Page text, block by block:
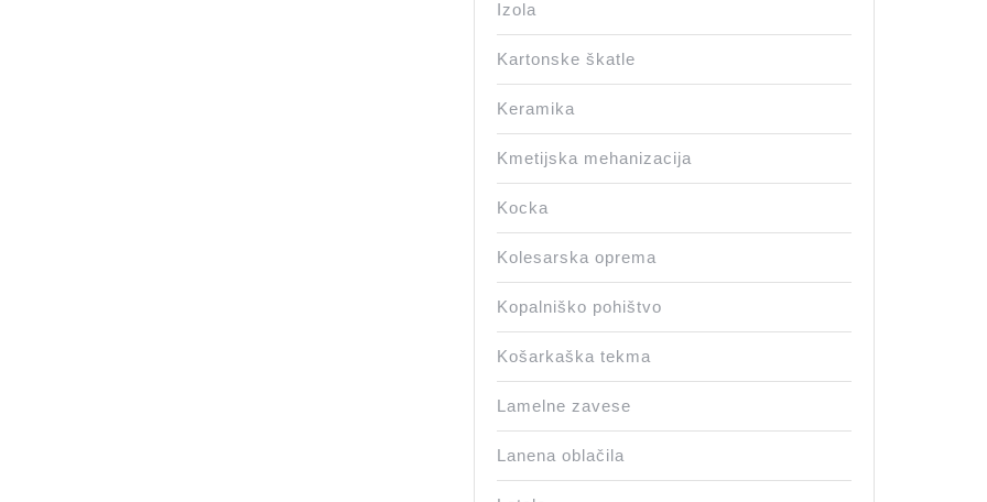
Izola
Kartonske škatle
Keramika
Kmetijska mehanizacija
Kocka
Kolesarska oprema
Kopalniško pohištvo
Košarkaška tekma
Lamelne zavese
Lanena oblačila